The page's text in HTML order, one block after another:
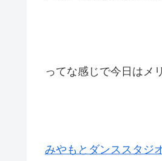
ってな感じで今日はメ
みやもとダンススタジ